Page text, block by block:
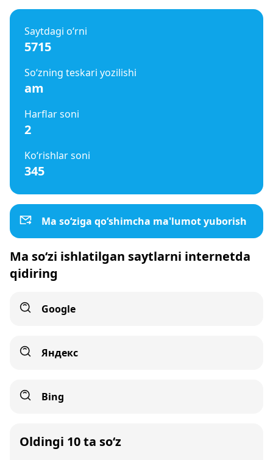
Saytdagi o‘rni
5715
So‘zning teskari yozilishi
am
Harflar soni
2
Ko‘rishlar soni
345
Ma so‘ziga qo‘shimcha ma'lumot yuborish
Ma so‘zi ishlatilgan saytlarni internetda
qidiring
Google
Яндекс
Bing
Oldingi 10 ta so‘z